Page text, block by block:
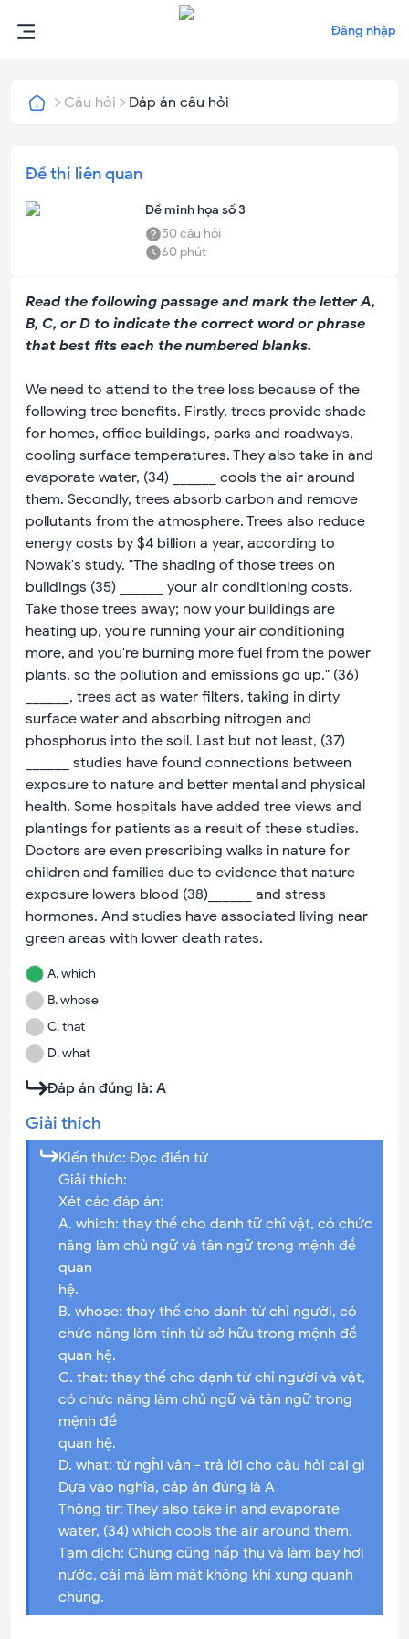
Đăng nhập
Câu hỏi Đáp án câu hỏi
Read the following passage and mark the letter A,
B, C, or D to indicate the correct word or phrase
that best fits each the numbered blanks.
We need to attend to the tree loss because of the
following tree benefits. Firstly, trees provide shade
for homes, office buildings, parks and roadways,
cooling surface temperatures. They also take in and
evaporate water, (34) ______ cools the air around
them. Secondly, trees absorb carbon and remove
pollutants from the atmosphere. Trees also reduce
energy costs by $4 billion a year, according to
Nowak's study. "The shading of those trees on
buildings (35) ______ your air conditioning costs.
Take those trees away; now your buildings are
heating up, you're running your air conditioning
more, and you're burning more fuel from the power
plants, so the pollution and emissions go up." (36)
______, trees act as water filters, taking in dirty
surface water and absorbing nitrogen and
phosphorus into the soil. Last but not least, (37)
______ studies have found connections between
exposure to nature and better mental and physical
health. Some hospitals have added tree views and
plantings for patients as a result of these studies.
Doctors are even prescribing walks in nature for
children and families due to evidence that nature
exposure lowers blood (38)______ and stress
hormones. And studies have associated living near
green areas with lower death rates.
A.which
B.whose
C.that
D.what
Đáp án đúng là: A
Giải thích
Kiến thức: Đọc điền từ
Giải thích:
Xét các đáp án:
A. which: thay thế cho danh tữ chî vật, có chức
năng làm chủ ngữ và tân ngữ trong mệnh đề
quan
hệ.
B. whose: thay thế cho danh từ chỉ người, có
chức năng làm tính từ sở hữu trong mệnh đề
quan hệ.
C. that: thay thế cho dạnh từ chỉ người và vật,
có chức năng làm chủ ngữ và tân ngữ trong
mệnh đề
quan hệ.
D. what: từ ngĥi vân - trả lời cho câu hỏi cái gì
Dựa vào nghîa, cáp án đúng là A
Thông tir: They also take in and evaporate
water, (34) which cools the air around them.
Tạm dịch: Chúng cũng hấp thụ và làm bay hơi
nước, cái mà làm mát không khí xung quanh
chúng.
Đề thi liên quan
Đề minh họa số 3
50câu hỏi
60phút